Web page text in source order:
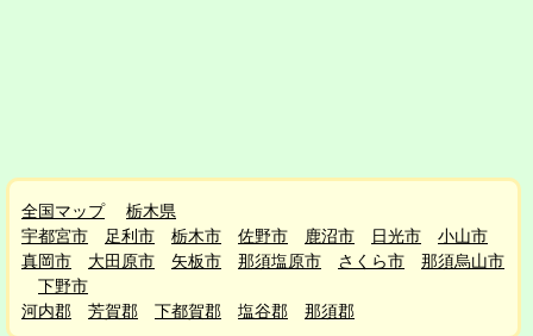
全国マップ
栃木県
宇都宮市
足利市 栃木市 佐野市 鹿沼市 日光市
小山市
真岡市
大田原市 矢板市 那須塩原市 さくら市
那須烏山市
下野市
河内郡
芳賀郡 下都賀郡 塩谷郡 那須郡